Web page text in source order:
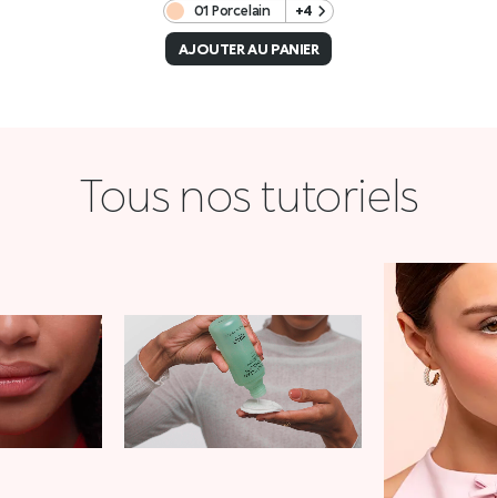
01 Porcelain +4
AJOUTER AU PANIER
Tous nos tutoriels